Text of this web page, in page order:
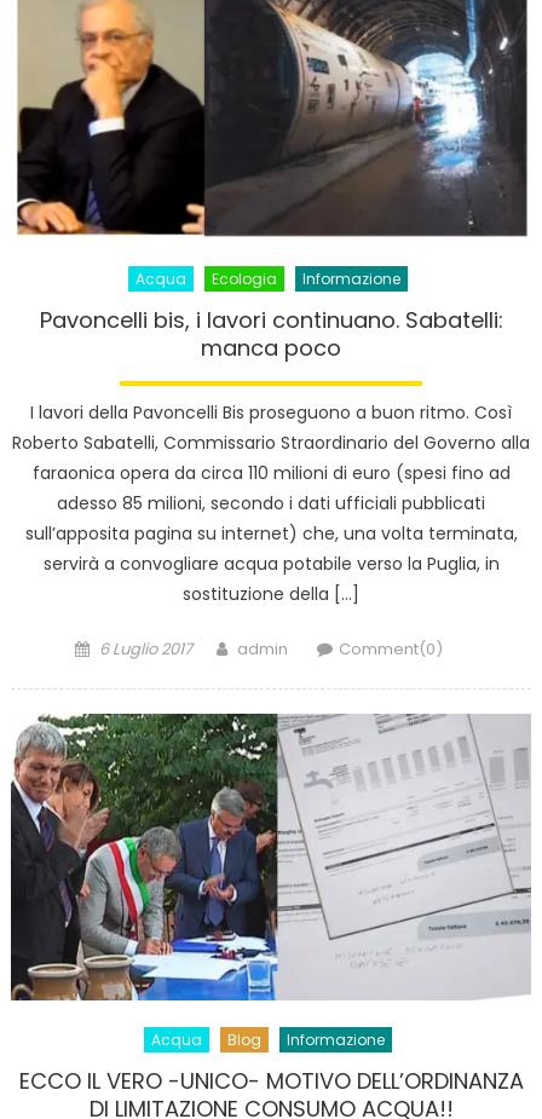
Acqua Ecologia Informazione
Pavoncelli bis, i lavori continuano. Sabatelli:
manca poco
I lavori della Pavoncelli Bis proseguono a buon ritmo. Così
Roberto Sabatelli, Commissario Straordinario del Governo alla
faraonica opera da circa 110 milioni di euro (spesi fino ad
adesso 85 milioni, secondo i dati ufficiali pubblicati
sull’apposita pagina su internet) che, una volta terminata,
servirà a convogliare acqua potabile verso la Puglia, in
sostituzione della […]
Posted
6 Luglio 2017 Author
admin Comment(0)
Acqua Blog Informazione
ECCO IL VERO -UNICO- MOTIVO DELL’ORDINANZA
DI LIMITAZIONE CONSUMO ACQUA!!